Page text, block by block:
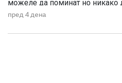
можеле да поминат но никако
управуваат поради неколку
климата и непознавање на
пред 4 дена